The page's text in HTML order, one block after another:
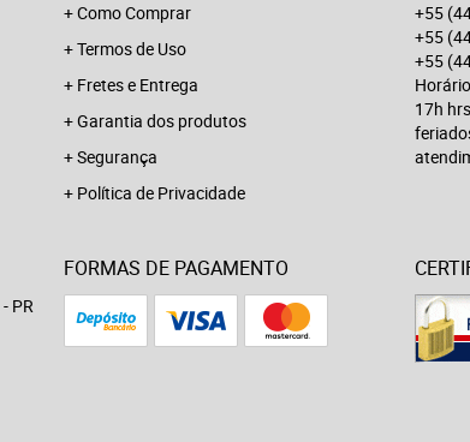
Como Comprar
Termos de Uso
Fretes e Entrega
Garantia dos produtos
Segurança
Política de Privacidade
+55
+55
+55
17h
- PR
FORMAS DE PAGAMENTO